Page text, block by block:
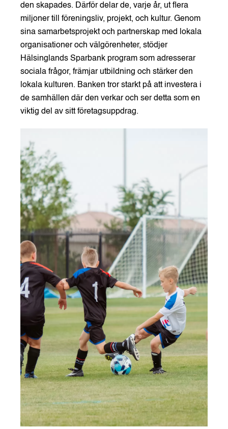
den skapades. Därför delar de, varje år, ut flera
miljoner till föreningsliv, projekt, och kultur. Genom
sina samarbetsprojekt och partnerskap med lokala
organisationer och välgörenheter, stödjer
Hälsinglands Sparbank program som adresserar
sociala frågor, främjar utbildning och stärker den
lokala kulturen. Banken tror starkt på att investera i
de samhällen där den verkar och ser detta som en
viktig del av sitt företagsuppdrag.